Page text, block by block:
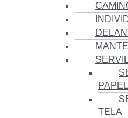
PAPEL
TELA